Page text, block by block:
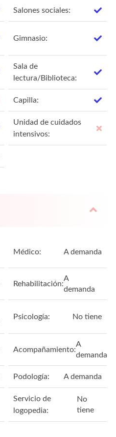
Salones sociales:
Gimnasio:
Sala de
lectura/Biblioteca:
Capilla:
Unidad de cuidados
intensivos:
Médico: A demanda
Rehabilitación:
A
demanda
Psicología: No tiene
Acompañamiento:
A
demanda
Podología: A demanda
Servicio de
logopedia:
No
tiene